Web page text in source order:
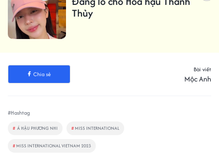
Thủy
Chia sẻ
Bài viết
Mộc Anh
#Hashtag
# Á HẬU PHƯƠNG NHI # MISS INTERNATIONAL
# MISS INTERNATIONAL VIETNAM 2023